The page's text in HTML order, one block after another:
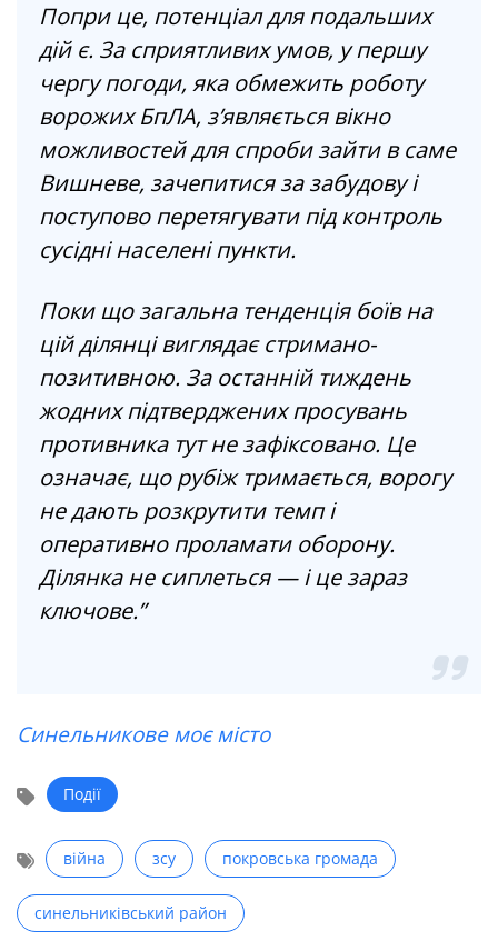
Попри це, потенціал для подальших
дій є. За сприятливих умов, у першу
чергу погоди, яка обмежить роботу
ворожих БпЛА, з’являється вікно
можливостей для спроби зайти в саме
Вишневе, зачепитися за забудову і
поступово перетягувати під контроль
сусідні населені пункти.
Поки що загальна тенденція боїв на
цій ділянці виглядає стримано-
позитивною. За останній тиждень
жодних підтверджених просувань
противника тут не зафіксовано. Це
означає, що рубіж тримається, ворогу
не дають розкрутити темп і
оперативно проламати оборону.
Ділянка не сиплеться — і це зараз
ключове.”
Синельникове моє місто
Події
війна зсу покровська громада
синельниківський район